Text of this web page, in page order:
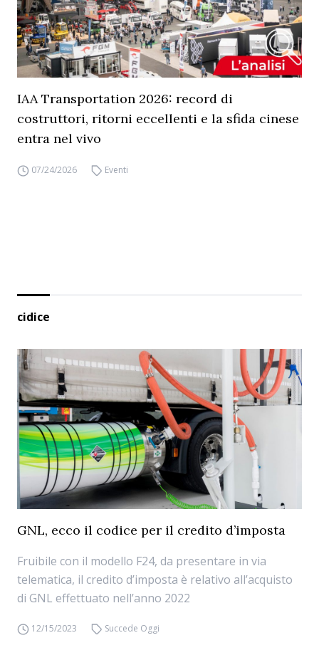
IAA Transportation 2026: record di
costruttori, ritorni eccellenti e la sfida cinese
entra nel vivo
07/24/2026 Eventi
cidice
GNL, ecco il codice per il credito d’imposta
Fruibile con il modello F24, da presentare in via
telematica, il credito d’imposta è relativo all’acquisto
di GNL effettuato nell’anno 2022
12/15/2023 Succede Oggi